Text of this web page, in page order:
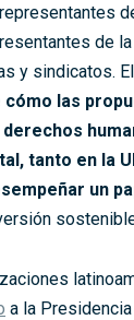
de
y sindicatos.
las
tanto en la
un
a la